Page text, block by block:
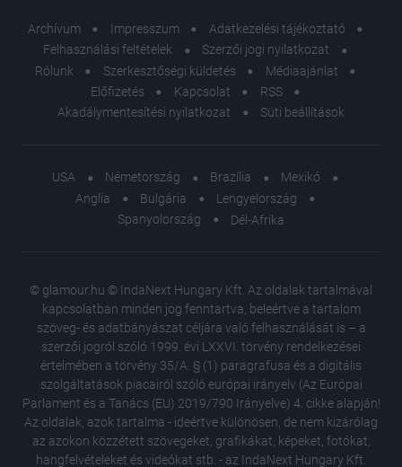
Archívum Impresszum
Adatkezelési tájékoztató
Felhasználási feltételek
Szerzői jogi nyilatkozat
Rólunk
Szerkesztőségi küldetés
Médiaajánlat
Előfizetés
Kapcsolat
RSS
Akadálymentesítési nyilatkozat
Süti beállítások
USA Németország Brazília
Mexikó
Anglia
Bulgária
Lengyelország
Spanyolország
Dél-Afrika
© glamour.hu © IndaNext Hungary Kft. Az oldalak tartalmával
kapcsolatban minden jog fenntartva, beleértve a tartalom
szöveg- és adatbányászat céljára való felhasználását is – a
szerzői jogról szóló 1999. évi LXXVI. törvény rendelkezései
értelmében a törvény 35/A. § (1) paragrafusa és a digitális
szolgáltatások piacairól szóló európai irányelv (Az Európai
Parlament és a Tanács (EU) 2019/790 Irányelve) 4. cikke alapján!
Az oldalak, azok tartalma - ideértve különösen, de nem kizárólag
az azokon közzétett szövegeket, grafikákat, képeket, fotókat,
hangfelvételeket és videókat stb. - az IndaNext Hungary Kft.